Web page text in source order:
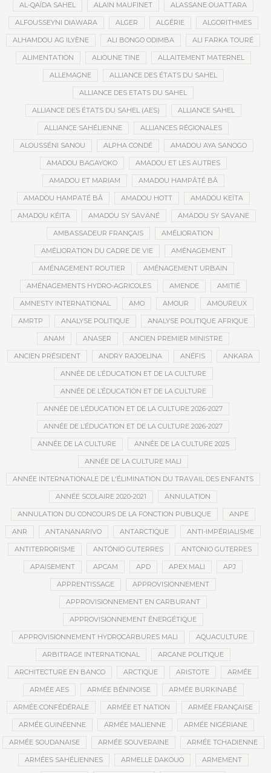
AL-QAÏDA SAHEL ALAIN MAUFINET ALASSANE OUATTARA
ALFOUSSEYNI DIAWARA ALGER ALGÉRIE ALGORITHMES
ALHAMDOU AG ILYÈNE ALI BONGO ODIMBA ALI FARKA TOURÉ
ALIMENTATION ALIOUNE TINE ALLAITEMENT MATERNEL
ALLEMAGNE ALLIANCE DES ÉTATS DU SAHEL
ALLIANCE DES ETATS DU SAHEL
ALLIANCE DES ÉTATS DU SAHEL (AES) ALLIANCE SAHEL
ALLIANCE SAHÉLIENNE ALLIANCES RÉGIONALES
ALOUSSÉNI SANOU ALPHA CONDÉ AMADOU AYA SANOGO
AMADOU BAGAYOKO AMADOU ET LES AUTRES
AMADOU ET MARIAM AMADOU HAMPÂTÉ BÂ
AMADOU HAMPATÉ BÂ AMADOU HOTT AMADOU KEÏTA
AMADOU KÉITA AMADOU SY SAVANÉ AMADOU SY SAVANE
AMBASSADEUR FRANÇAIS AMÉLIORATION
AMÉLIORATION DU CADRE DE VIE AMÉNAGEMENT
AMÉNAGEMENT ROUTIER AMÉNAGEMENT URBAIN
AMÉNAGEMENTS HYDRO-AGRICOLES AMENDE AMITIÉ
AMNESTY INTERNATIONAL AMO AMOUR AMOUREUX
AMRTP ANALYSE POLITIQUE ANALYSE POLITIQUE AFRIQUE
ANAM ANASER ANCIEN PREMIER MINISTRE
ANCIEN PRÉSIDENT ANDRY RAJOELINA ANÉFIS ANKARA
ANNÉE DE L’ÉDUCATION ET DE LA CULTURE
ANNÉE DE L’ÉDUCATION ET DE LA CULTURE
ANNÉE DE L’ÉDUCATION ET DE LA CULTURE 2026-2027
ANNÉE DE L’ÉDUCATION ET DE LA CULTURE 2026-2027
ANNÉE DE LA CULTURE ANNÉE DE LA CULTURE 2025
ANNÉE DE LA CULTURE MALI
ANNÉE INTERNATIONALE DE L'ÉLIMINATION DU TRAVAIL DES ENFANTS
ANNÉE SCOLAIRE 2020-2021 ANNULATION
ANNULATION DU CONCOURS DE LA FONCTION PUBLIQUE ANPE
ANR ANTANANARIVO ANTARCTIQUE ANTI-IMPÉRIALISME
ANTITERRORISME ANTÓNIO GUTERRES ANTONIO GUTERRES
APAISEMENT APCAM APD APEX MALI APJ
APPRENTISSAGE APPROVISIONNEMENT
APPROVISIONNEMENT EN CARBURANT
APPROVISIONNEMENT ÉNERGÉTIQUE
APPROVISIONNEMENT HYDROCARBURES MALI AQUACULTURE
ARBITRAGE INTERNATIONAL ARCANE POLITIQUE
ARCHITECTURE EN BANCO ARCTIQUE ARISTOTE ARMÉE
ARMÉE AES ARMÉE BÉNINOISE ARMÉE BURKINABÉ
ARMÉE CONFÉDÉRALE ARMÉE ET NATION ARMÉE FRANÇAISE
ARMÉE GUINÉENNE ARMÉE MALIENNE ARMÉE NIGÉRIANE
ARMÉE SOUDANAISE ARMÉE SOUVERAINE ARMÉE TCHADIENNE
ARMÉES SAHÉLIENNES ARMELLE DAKOUO ARMEMENT